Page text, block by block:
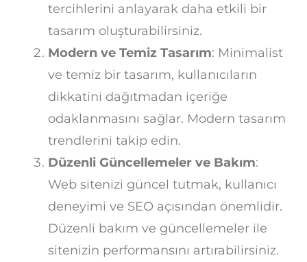
tercihlerini anlayarak daha etkili bir
tasarım oluşturabilirsiniz.
Modern ve Temiz Tasarım: Minimalist
ve temiz bir tasarım, kullanıcıların
dikkatini dağıtmadan içeriğe
odaklanmasını sağlar. Modern tasarım
trendlerini takip edin.
Düzenli Güncellemeler ve Bakım:
Web sitenizi güncel tutmak, kullanıcı
deneyimi ve SEO açısından önemlidir.
Düzenli bakım ve güncellemeler ile
sitenizin performansını artırabilirsiniz.